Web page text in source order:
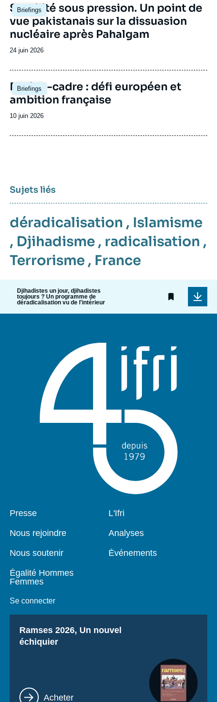
Briefings
Image
principale
Stabilité sous pression. Un point de
vue pakistanais sur la dissuasion
nucléaire après Pahalgam
Date
publication
24 juin 2026
Briefings
Image
principale
Nation-cadre : défi européen et
ambition française
Date
publication
10 juin 2026
Sujets liés
déradicalisation , Islamisme
, Djihadisme , radicalisation ,
Terrorisme , France
Djihadistes un jour, djihadistes
toujours ? Un programme de
déradicalisation vu de l'intérieur
Pied
Presse
Nous rejoindre
Nous soutenir
Égalité Hommes
Femmes
Se connecter
Navigation
L'Ifri
Analyses
Événements
Titre
Ramses 2026, Un nouvel
échiquier
Lien
Acheter